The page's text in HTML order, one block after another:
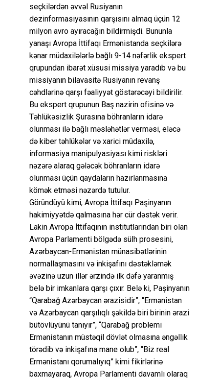
seçkilərdən əvvəl Rusiyanın
dezinformasiyasının qarşısını almaq üçün 12
milyon avro ayıracağın bildirmişdi. Bununla
yanaşı Avropa İttifaqı Ermənistanda seçkilərə
kənar müdaxilələrlə bağlı 9-14 nəfərlik ekspert
qrupundan ibarət xüsusi missiya yaradıb və bu
missiyanın bilavasitə Rusiyanın revanş
cəhdlərinə qarşı fəaliyyət göstərəcəyi bildirilir.
Bu ekspert qrupunun Baş nazirin ofisinə və
Təhlükəsizlik Şurasına böhranların idarə
olunması ilə bağlı məsləhətlər verməsi, eləcə
də kiber təhlükələr və xarici müdaxilə,
informasiya manipulyasiyası kimi riskləri
nəzərə alaraq gələcək böhranların idarə
olunması üçün qaydaların hazırlanmasına
kömək etməsi nəzərdə tutulur.
Göründüyü kimi, Avropa İttifaqı Paşinyanın
hakimiyyətdə qalmasına hər cür dəstək verir.
Lakin Avropa İttifaqının institutlarından biri olan
Avropa Parlamenti bölgədə sülh prosesini,
Azərbaycan-Ermənistan münasibətlərinin
normallaşmasını və inkişafını dəstəkləmək
əvəzinə uzun illər ərzində ilk dəfə yaranmış
belə bir imkanlara qarşı çıxır. Belə ki, Paşinyanın
“Qarabağ Azərbaycan ərazisidir”, “Ermənistan
və Azərbaycan qarşılıqlı şəkildə biri birinin ərazi
bütövlüyünü tanıyır”, “Qarabağ problemi
Ermənistanın müstəqil dövlət olmasına əngəllik
törədib və inkişafına mane olub”, “Biz real
Ermənistanı qorumalıyıq” kimi fikirlərinə
baxmayaraq, Avropa Parlamenti davamlı olaraq